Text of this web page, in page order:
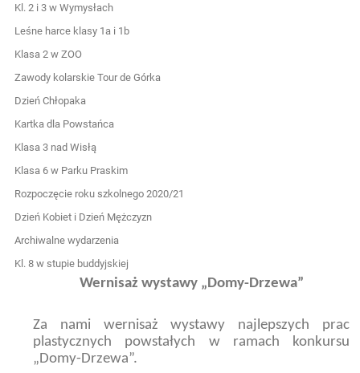
Kl. 2 i 3 w Wymysłach
Leśne harce klasy 1a i 1b
Klasa 2 w ZOO
Zawody kolarskie Tour de Górka
Dzień Chłopaka
Kartka dla Powstańca
Klasa 3 nad Wisłą
Klasa 6 w Parku Praskim
Rozpoczęcie roku szkolnego 2020/21
Dzień Kobiet i Dzień Mężczyzn
Archiwalne wydarzenia
Kl. 8 w stupie buddyjskiej
Wernisaż wystawy „Domy-Drzewa”
Za nami wernisaż wystawy najlepszych prac
plastycznych powstałych w ramach konkursu
„Domy-Drzewa”.